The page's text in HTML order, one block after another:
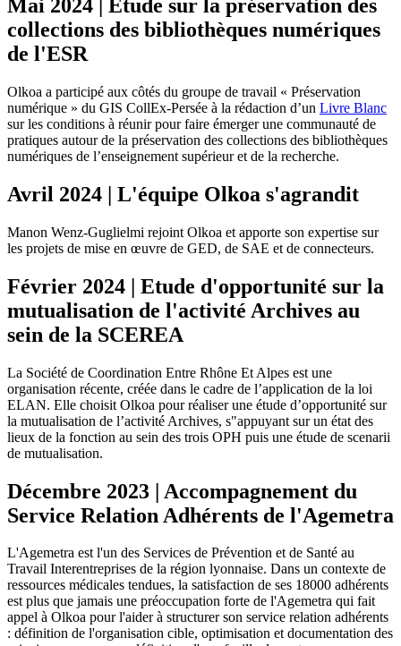
Mai 2024 | Etude sur la préservation des
collections des bibliothèques numériques
de l'ESR
Olkoa a participé aux côtés du groupe de travail « Préservation
numérique » du GIS CollEx-Persée à la rédaction d’un Livre Blanc
sur les conditions à réunir pour faire émerger une communauté de
pratiques autour de la préservation des collections des bibliothèques
numériques de l’enseignement supérieur et de la recherche.
Avril 2024 | L'équipe Olkoa s'agrandit
Manon Wenz-Guglielmi rejoint Olkoa et apporte son expertise sur
les projets de mise en œuvre de GED, de SAE et de connecteurs.
Février 2024 | Etude d'opportunité sur la
mutualisation de l'activité Archives au
sein de la SCEREA
La Société de Coordination Entre Rhône Et Alpes est une
organisation récente, créée dans le cadre de l’application de la loi
ELAN. Elle choisit Olkoa pour réaliser une étude d’opportunité sur
la mutualisation de l’activité Archives, s"appuyant sur un état des
lieux de la fonction au sein des trois OPH puis une étude de scenarii
de mutualisation.
Décembre 2023 | Accompagnement du
Service Relation Adhérents de l'Agemetra
L'Agemetra est l'un des Services de Prévention et de Santé au
Travail Interentreprises de la région lyonnaise. Dans un contexte de
ressources médicales tendues, la satisfaction de ses 18000 adhérents
est plus que jamais une préoccupation forte de l'Agemetra qui fait
appel à Olkoa pour l'aider à structurer son service relation adhérents
: définition de l'organisation cible, optimisation et documentation des